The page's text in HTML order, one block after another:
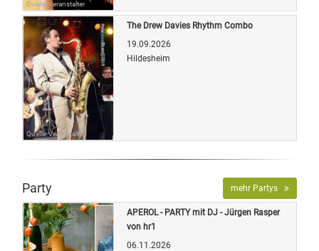
Quelle: Veranstalter
Quelle: Veranstalter
The Drew Davies Rhythm Combo
19.09.2026
Hildesheim
Party mehr Partys
APEROL - PARTY mit DJ - Jürgen Rasper
von hr1
06.11.2026